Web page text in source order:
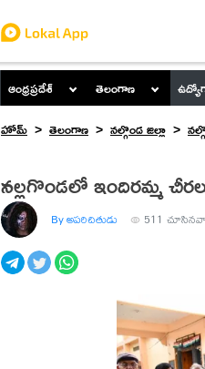
ఆంధ్రప్రదేశ్ తెలంగాణ
హోమ్
తెలంగాణ నల్గొండ జిల్లా
నల్లగొండలో ఇందిరమ్మ
By అపరిచితుడు 511